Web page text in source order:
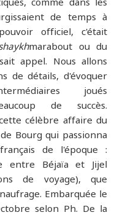
de temps à
officiel, c'était
marabout ou du
appel. Nous allons
de détails, d'évoquer
joués
de succès.
célèbre affaire du
Bourg qui passionna
de l'époque :
entre Béjaïa et Jijel
de voyage), que
Embarquée le
selon Ph. De la